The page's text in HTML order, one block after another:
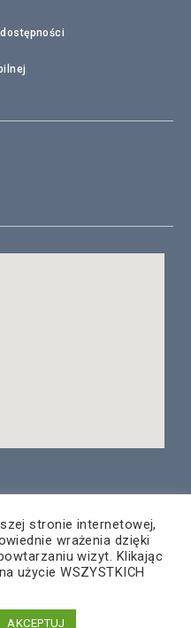
Rzeszów
Sp. z o.o.
stronie internetowej,
wrażenia dzięki
wizyt. Klikając
użycie WSZYSTKICH
AKCEPTUJ